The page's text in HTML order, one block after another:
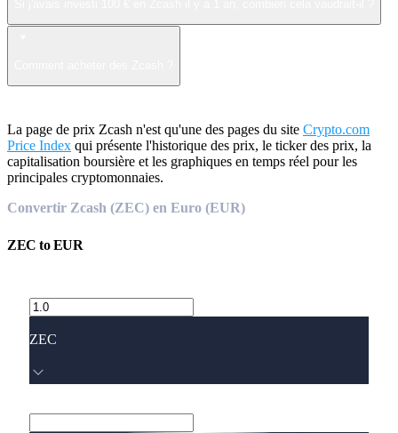
La page de prix Zcash n'est qu'une des pages du site Crypto.com
Price Index qui présente l'historique des prix, le ticker des prix, la
capitalisation boursière et les graphiques en temps réel pour les
principales cryptomonnaies.
Convertir Zcash (ZEC) en Euro (EUR)
ZEC toEUR
ZEC